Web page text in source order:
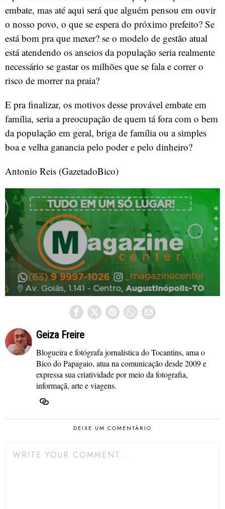
embate, mas até aqui será que alguém pensou em ouvir
o nosso povo, o que se espera do próximo prefeito? Se
está bom pra que mexer? se o modelo de gestão atual
está atendendo os anseios da população seria realmente
necessário se gastar os milhões que se fala e correr o
risco de morrer na praia?
E pra finalizar, os motivos desse provável embate em
família, seria a preocupação de quem tá fora com o bem
da população em geral, briga de família ou a simples
boa e velha ganancia pelo poder e pelo dinheiro?
Antonio Reis (GazetadoBico)
Geiza Freire
Blogueira e fotógrafa jornalística do Tocantins, ama o
Bico do Papagaio, atua na comunicação desde 2009 e
expressa sua criatividade por meio da fotografia,
informaçã, arte e viagens.
DEIXE UM COMENTÁRIO